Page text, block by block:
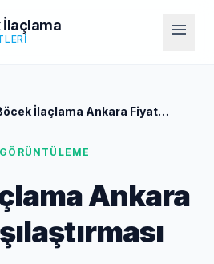
İlaçlama menu
İlaçlama Ankara Fiyat
Ankara